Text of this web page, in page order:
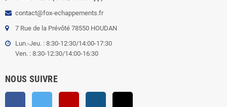
contact@fox-echappements.fr
7 Rue de la Prévôté 78550 HOUDAN
Lun.-Jeu. : 8:30-12:30/14:00-17:30
Ven. : 8:30-12:30/14:00-16:30
NOUS SUIVRE